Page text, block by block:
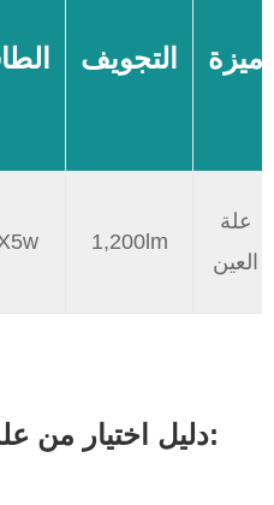
التجويف ميزة
1,200lm
علة
العين
دليل اختيار من علة العين الطوارئ ضوء: